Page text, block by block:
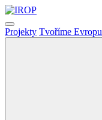
Projekty Tvoříme Evropu